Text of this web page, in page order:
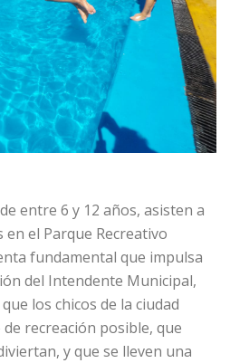
entre 6 y 12 años, asisten a
en el Parque Recreativo
fundamental que impulsa
del Intendente Municipal,
los chicos de la ciudad
recreación posible, que
y que se lleven una